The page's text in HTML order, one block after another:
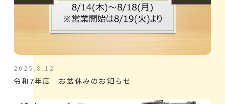
2025.8.12
令和7年度 お盆休みのお知らせ